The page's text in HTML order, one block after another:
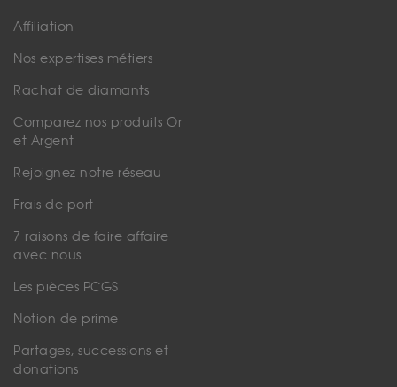
Affiliation
Nos expertises métiers
Rachat de diamants
Comparez nos produits Or
et Argent
Rejoignez notre réseau
Frais de port
7 raisons de faire affaire
avec nous
Les pièces PCGS
Notion de prime
Partages, successions et
donations